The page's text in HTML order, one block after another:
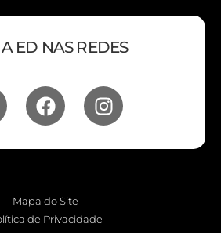
ED NAS REDES
Mapa do Site
de Privacidade